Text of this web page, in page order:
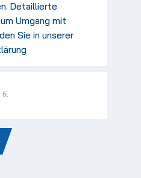
Detaillierte
Umgang mit
Sie in unserer